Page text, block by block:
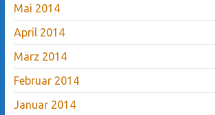
Mai 2014
April 2014
März 2014
Februar 2014
Januar 2014